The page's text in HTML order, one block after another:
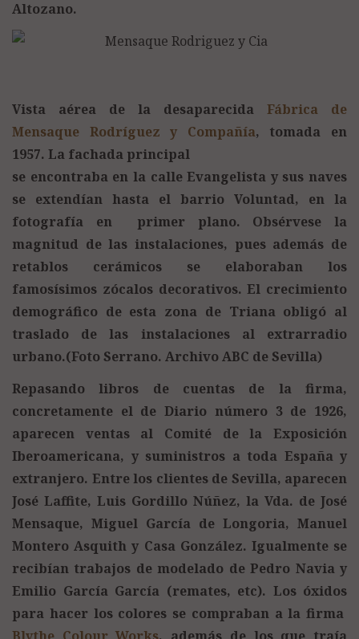
Altozano.
Vista aérea de la desaparecida Fábrica de
Mensaque Rodríguez y Compañía, tomada en
1957. La fachada principal
se encontraba en la calle Evangelista y sus naves
se extendían hasta el barrio Voluntad, en la
fotografía en primer plano. Obsérvese la
magnitud de las instalaciones, pues además de
retablos cerámicos se elaboraban los
famosísimos zócalos decorativos. El crecimiento
demográfico de esta zona de Triana obligó al
traslado de las instalaciones al extrarradio
urbano.(Foto Serrano. Archivo ABC de Sevilla)
Repasando libros de cuentas de la firma,
concretamente el de Diario número 3 de 1926,
aparecen ventas al Comité de la Exposición
Iberoamericana, y suministros a toda España y
extranjero. Entre los clientes de Sevilla, aparecen
José Laffite, Luis Gordillo Núñez, la Vda. de José
Mensaque, Miguel García de Longoria, Manuel
Montero Asquith y Casa González. Igualmente se
recibían trabajos de modelado de Pedro Navia y
Emilio García García (remates, etc). Los óxidos
para hacer los colores se compraban a la firma